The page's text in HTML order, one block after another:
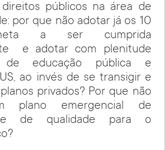
públicos na área de
por que não adotar já os 10
a ser cumprida
e adotar com plenitude
de educação pública e
ao invés de se transigir e
privados? Por que não
plano emergencial de
e de qualidade para o